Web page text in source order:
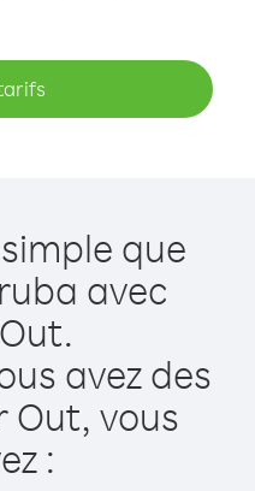
que
avec
avez des
Out, vous
: